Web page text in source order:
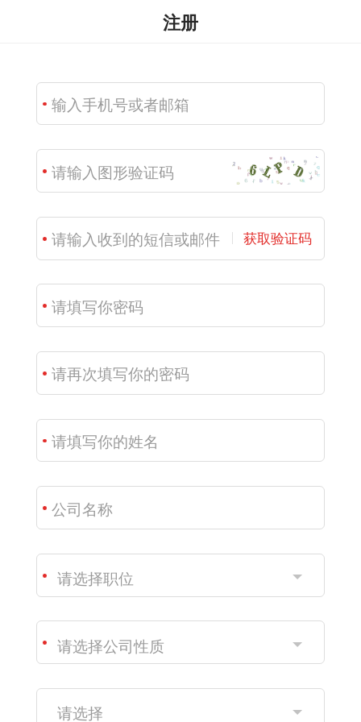
注册
获取验证码